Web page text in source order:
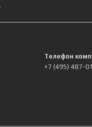
Телефон
+7 (495) 487-